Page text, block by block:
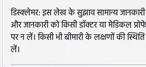
डिस्क्लेमर: इस लेख के सुझाव सामान्य
और जानकारी को किसी डॉक्टर या मेडिकल
पर न लें। किसी भी बीमारी के लक्षणों की
लें।